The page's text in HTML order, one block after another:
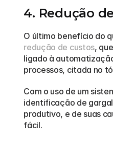
4. Redução
redução de custos,
ligado à
processos, citada no
Com o uso de um
identificação de
produtivo, e de suas
fácil.